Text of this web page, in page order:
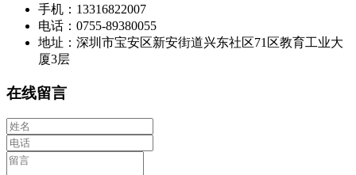
手机：13316822007
电话：0755-89380055
地址：深圳市宝安区新安街道兴东社区71区教育工业大
厦3层
在线留言